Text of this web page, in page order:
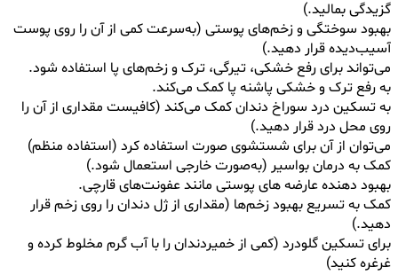
گزیدگی بمالید.)
بهبود سوختگی و زخم‌های پوستی (به‌سرعت کمی از آن را روی پوست
آسیب‌دیده قرار دهید.)
می‌تواند برای رفع خشکی، تیرگی، ترک و زخم‌های پا استفاده شود.
به رفع ترک و خشکی پاشنه پا کمک می‌کند.
به تسکین درد سوراخ دندان کمک می‌کند (کافیست مقداری از آن را
روی محل درد قرار دهید.)
می‌توان از آن برای شستشوی صورت استفاده کرد (استفاده منظم)
کمک به درمان بواسیر (به‌صورت خارجی استعمال شود.)
بهبود دهنده عارضه ‌های پوستی مانند عفونت‌های قارچی.
کمک به تسریع بهبود زخم‌ها (مقداری از ژل دندان را روی زخم قرار
دهید.)
برای تسکین گلودرد (کمی از خمیردندان را با آب گرم مخلوط کرده و
غرغره کنید)